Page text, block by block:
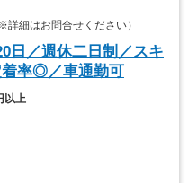
細はお問合せください）
日／週休二日制／スキ
率◎／車通勤可
以上